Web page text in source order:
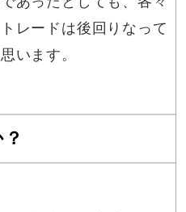
レードは後回りなって
います。